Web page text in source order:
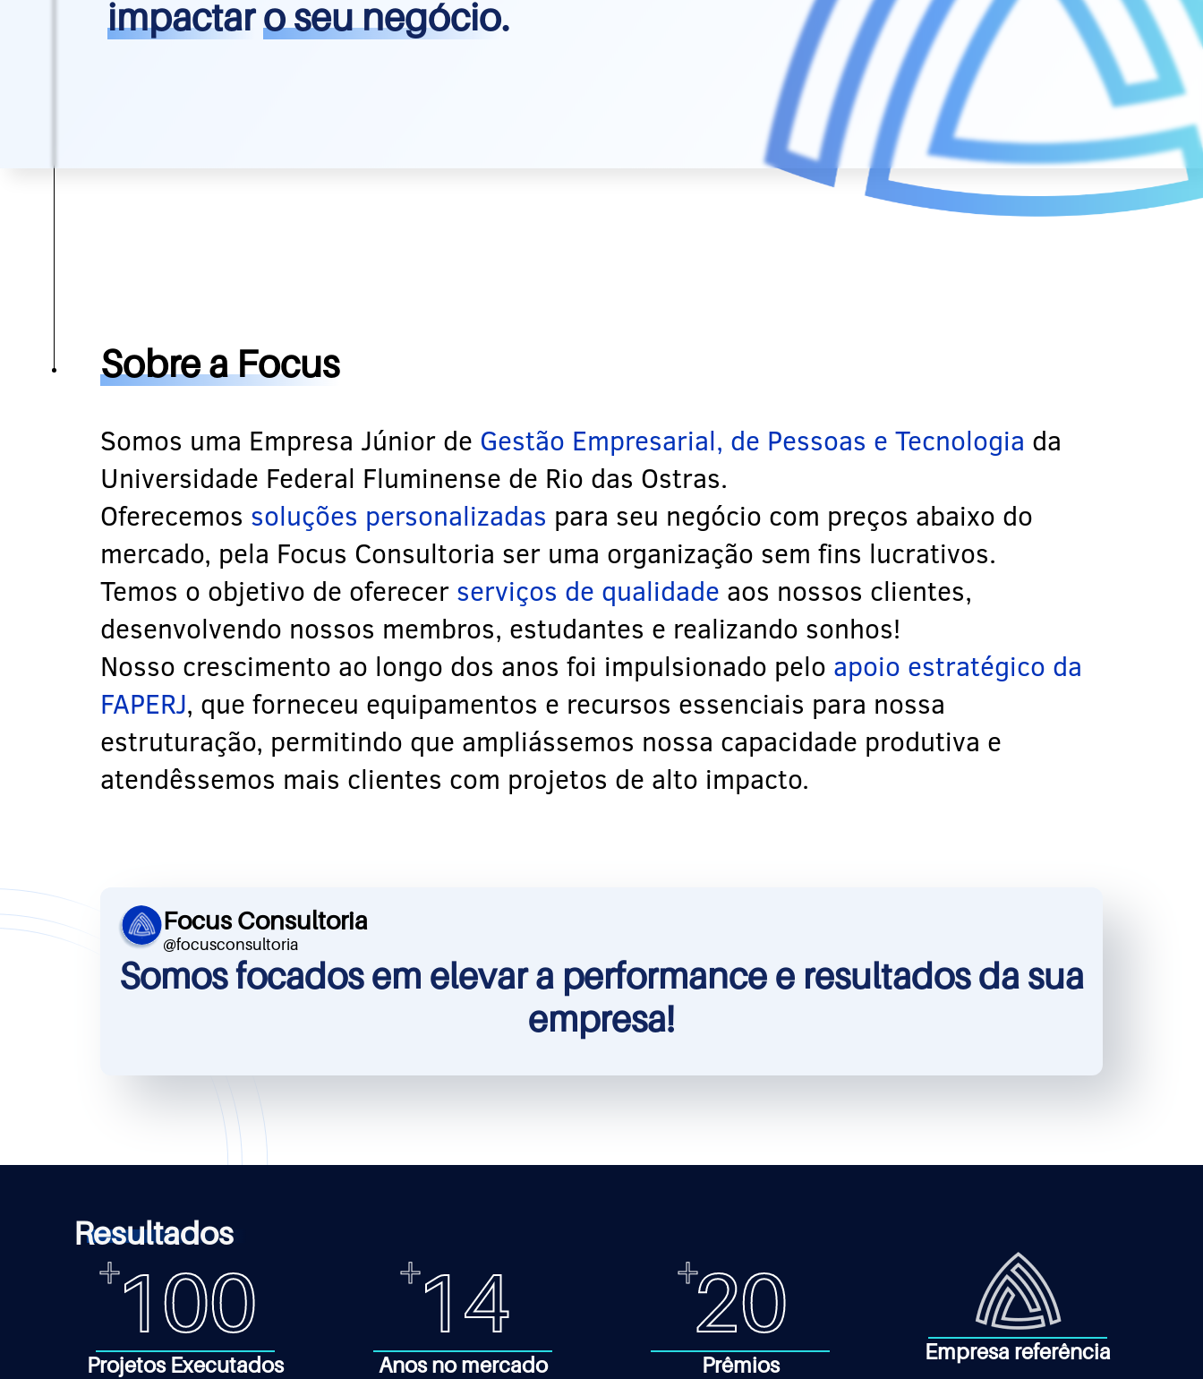
Organizacional
Recrutamento e
impactaro seu negócio.
Sobre a Focus
Somos uma Empresa Júnior de Gestão Empresarial, de Pessoas e Tecnologia da
Universidade Federal Fluminense de Rio das Ostras.
Oferecemos soluções personalizadas para seu negócio com preços abaixo do
mercado, pela Focus Consultoria ser uma organização sem fins lucrativos.
Temos o objetivo de oferecer serviços de qualidade aos nossos clientes,
desenvolvendo nossos membros, estudantes e realizando sonhos!
Nosso crescimento ao longo dos anos foi impulsionado pelo apoio estratégico da
FAPERJ, que forneceu equipamentos e recursos essenciais para nossa
estruturação, permitindo que ampliássemos nossa capacidade produtiva e
atendêssemos mais clientes com projetos de alto impacto.
Focus Consultoria
@focusconsultoria
Somos focados em elevar a performance e resultados da sua
empresa!
Resultados
100
Projetos Executados
14
Anos no mercado
20
Prêmios
Empresa referência